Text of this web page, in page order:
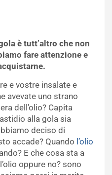
è tutt’altro che non
fare attenzione e
e vostre insalate e
avevate uno strano
dell’olio? Capita
alla gola sia
deciso di
accade? Quando l’olio
E che cosa sta a
oppure no? sono